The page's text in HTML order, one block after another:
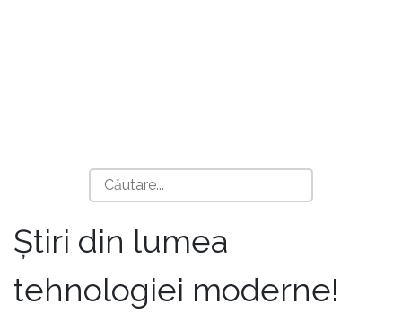
Știri din lumea
tehnologiei moderne!